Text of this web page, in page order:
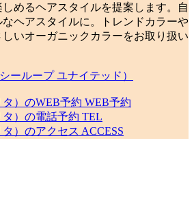
めるヘアスタイルを提案します。自
ヘアスタイルに。トレンドカラーや
いオーガニックカラーをお取り扱い
WEB予約
TEL
ACCESS